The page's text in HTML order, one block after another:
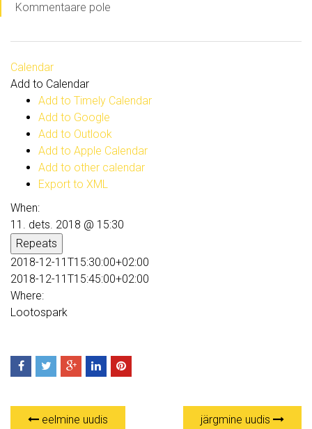
Kommentaare pole
Calendar
Add to Calendar
Add to Timely Calendar
Add to Google
Add to Outlook
Add to Apple Calendar
Add to other calendar
Export to XML
When:
11. dets. 2018 @ 15:30
Repeats
2018-12-11T15:30:00+02:00
2018-12-11T15:45:00+02:00
Where:
Lootospark
eelmine uudis järgmine uudis